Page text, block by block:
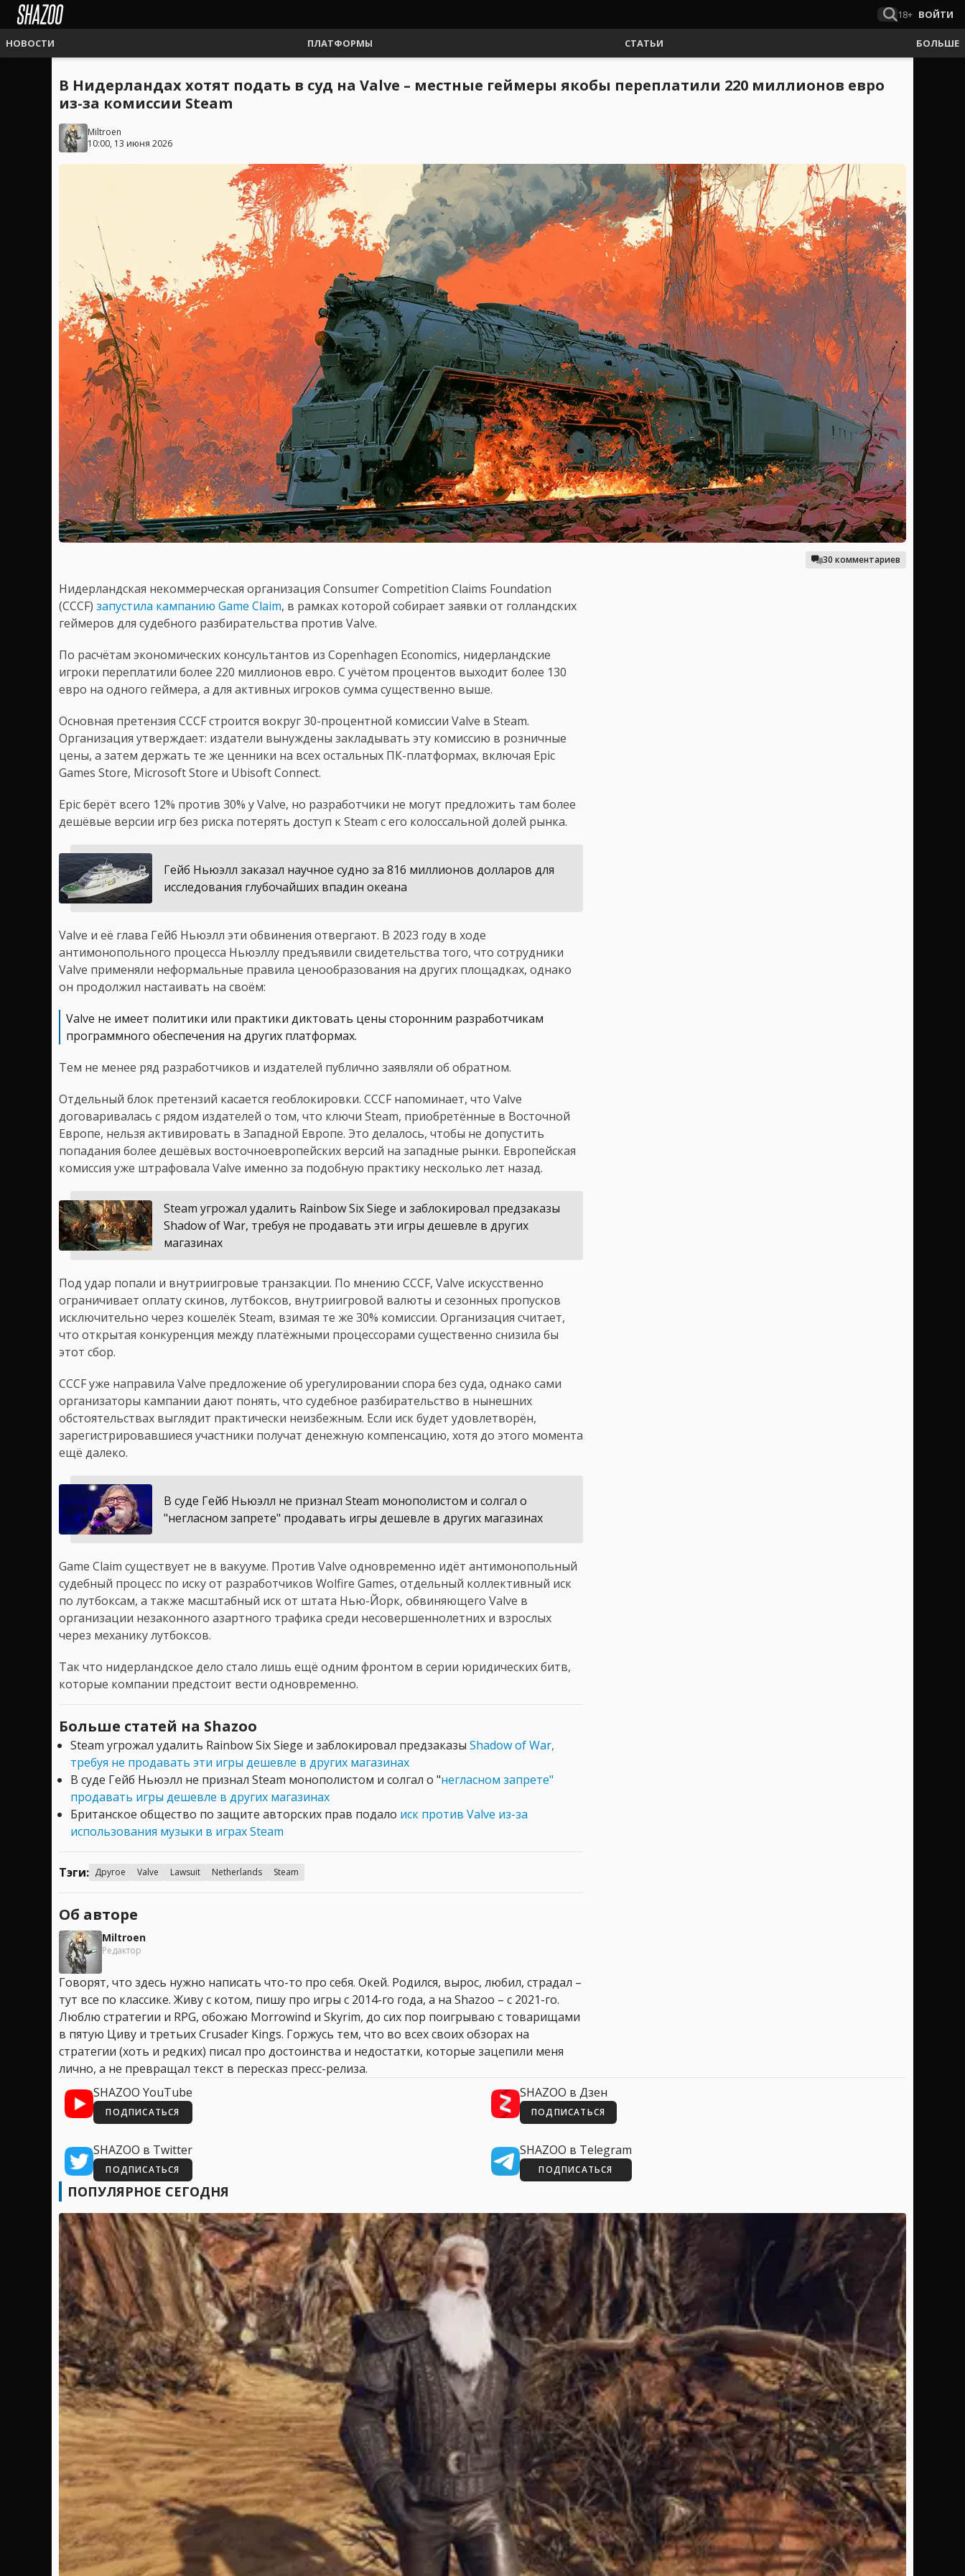
18+ ВОЙТИ
НОВОСТИ ПЛАТФОРМЫ СТАТЬИ БОЛЬШЕ
В Нидерландах хотят подать в суд на Valve – местные геймеры якобы переплатили 220 миллионов евро
из-за комиссии Steam
Miltroen
10:00, 13 июня 2026
30 комментариев
Нидерландская некоммерческая организация Consumer Competition Claims Foundation
(CCCF) запустила кампанию Game Claim, в рамках которой собирает заявки от голландских
геймеров для судебного разбирательства против Valve.
По расчётам экономических консультантов из Copenhagen Economics, нидерландские
игроки переплатили более 220 миллионов евро. С учётом процентов выходит более 130
евро на одного геймера, а для активных игроков сумма существенно выше.
Основная претензия CCCF строится вокруг 30-процентной комиссии Valve в Steam.
Организация утверждает: издатели вынуждены закладывать эту комиссию в розничные
цены, а затем держать те же ценники на всех остальных ПК-платформах, включая Epic
Games Store, Microsoft Store и Ubisoft Connect.
Epic берёт всего 12% против 30% у Valve, но разработчики не могут предложить там более
дешёвые версии игр без риска потерять доступ к Steam с его колоссальной долей рынка.
Гейб Ньюэлл заказал научное судно за 816 миллионов долларов для
исследования глубочайших впадин океана
Valve и её глава Гейб Ньюэлл эти обвинения отвергают. В 2023 году в ходе
антимонопольного процесса Ньюэллу предъявили свидетельства того, что сотрудники
Valve применяли неформальные правила ценообразования на других площадках, однако
он продолжил настаивать на своём:
Valve не имеет политики или практики диктовать цены сторонним разработчикам
программного обеспечения на других платформах.
Тем не менее ряд разработчиков и издателей публично заявляли об обратном.
Отдельный блок претензий касается геоблокировки. CCCF напоминает, что Valve
договаривалась с рядом издателей о том, что ключи Steam, приобретённые в Восточной
Европе, нельзя активировать в Западной Европе. Это делалось, чтобы не допустить
попадания более дешёвых восточноевропейских версий на западные рынки. Европейская
комиссия уже штрафовала Valve именно за подобную практику несколько лет назад.
Steam угрожал удалить Rainbow Six Siege и заблокировал предзаказы
Shadow of War, требуя не продавать эти игры дешевле в других
магазинах
Под удар попали и внутриигровые транзакции. По мнению CCCF, Valve искусственно
ограничивает оплату скинов, лутбоксов, внутриигровой валюты и сезонных пропусков
исключительно через кошелёк Steam, взимая те же 30% комиссии. Организация считает,
что открытая конкуренция между платёжными процессорами существенно снизила бы
этот сбор.
CCCF уже направила Valve предложение об урегулировании спора без суда, однако сами
организаторы кампании дают понять, что судебное разбирательство в нынешних
обстоятельствах выглядит практически неизбежным. Если иск будет удовлетворён,
зарегистрировавшиеся участники получат денежную компенсацию, хотя до этого момента
ещё далеко.
В суде Гейб Ньюэлл не признал Steam монополистом и солгал о
"негласном запрете" продавать игры дешевле в других магазинах
Game Claim существует не в вакууме. Против Valve одновременно идёт антимонопольный
судебный процесс по иску от разработчиков Wolfire Games, отдельный коллективный иск
по лутбоксам, а также масштабный иск от штата Нью-Йорк, обвиняющего Valve в
организации незаконного азартного трафика среди несовершеннолетних и взрослых
через механику лутбоксов.
Так что нидерландское дело стало лишь ещё одним фронтом в серии юридических битв,
которые компании предстоит вести одновременно.
Больше статей на Shazoo
Steam угрожал удалить Rainbow Six Siege и заблокировал предзаказы Shadow of War,
требуя не продавать эти игры дешевле в других магазинах
В суде Гейб Ньюэлл не признал Steam монополистом и солгал о "негласном запрете"
продавать игры дешевле в других магазинах
Британское общество по защите авторских прав подало иск против Valve из-за
использования музыки в играх Steam
Тэги: Другое Valve Lawsuit Netherlands Steam
Об авторе
Miltroen
Редактор
Говорят, что здесь нужно написать что-то про себя. Окей. Родился, вырос, любил, страдал –
тут все по классике. Живу с котом, пишу про игры с 2014-го года, а на Shazoo – с 2021-го.
Люблю стратегии и RPG, обожаю Morrowind и Skyrim, до сих пор поигрываю с товарищами
в пятую Циву и третьих Crusader Kings. Горжусь тем, что во всех своих обзорах на
стратегии (хоть и редких) писал про достоинства и недостатки, которые зацепили меня
лично, а не превращал текст в пересказ пресс-релиза.
SHAZOO YouTube
ПОДПИСАТЬСЯ
SHAZOO в Дзен
ПОДПИСАТЬСЯ
SHAZOO в Twitter
ПОДПИСАТЬСЯ
SHAZOO в Telegram
ПОДПИСАТЬСЯ
ПОПУЛЯРНОЕ СЕГОДНЯ